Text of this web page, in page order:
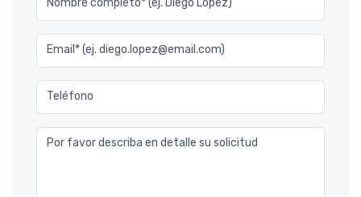
Nombre completo* (ej. Diego Lopez)
Email* (ej. diego.lopez@email.com)
Teléfono
Por favor describa en detalle su solicitud